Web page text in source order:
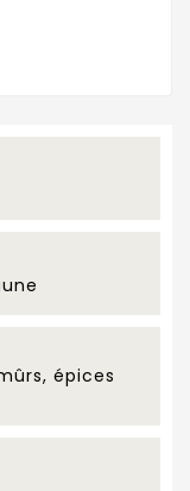
épices